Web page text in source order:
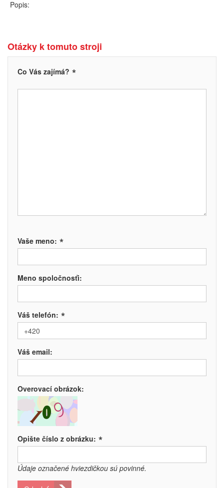
Popis:
Otázky k tomuto stroji
Co Vás zajímá? *
Vaše meno: *
Meno spoločnosťi:
Váš telefón: *
Váš email:
Overovací obrázok:
Opište číslo z obrázku: *
Údaje označené hviezdičkou sú povinné.